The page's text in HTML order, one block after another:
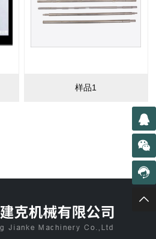
样品1



